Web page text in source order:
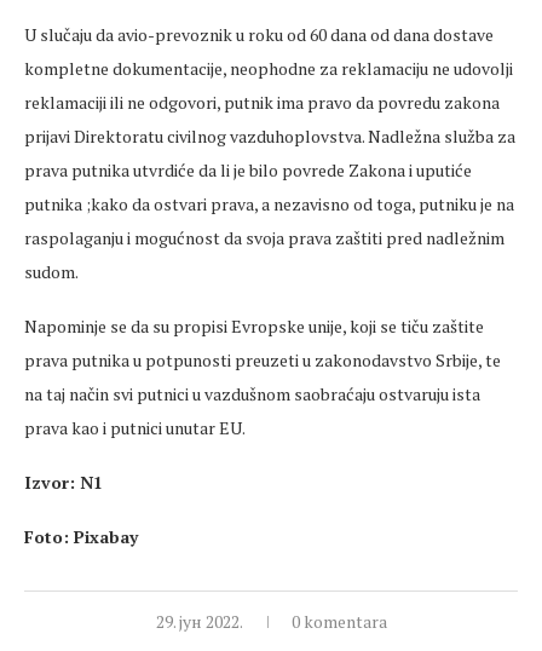
U slučaju da avio-prevoznik u roku od 60 dana od dana dostave
kompletne dokumentacije, neophodne za reklamaciju ne udovolji
reklamaciji ili ne odgovori, putnik ima pravo da povredu zakona
prijavi Direktoratu civilnog vazduhoplovstva. Nadležna služba za
prava putnika utvrdiće da li je bilo povrede Zakona i uputiće
putnika ;kako da ostvari prava, a nezavisno od toga, putniku je na
raspolaganju i mogućnost da svoja prava zaštiti pred nadležnim
sudom.
Napominje se da su propisi Evropske unije, koji se tiču zaštite
prava putnika u potpunosti preuzeti u zakonodavstvo Srbije, te
na taj način svi putnici u vazdušnom saobraćaju ostvaruju ista
prava kao i putnici unutar EU.
Izvor: N1
Foto: Pixabay
29. јун 2022. 0 komentara